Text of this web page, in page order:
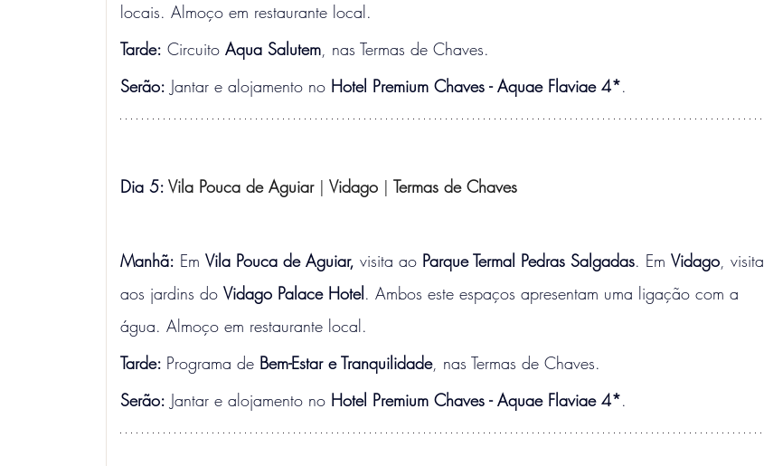
locais. Almoço em restaurante local.
Tarde: Circuito Aqua Salutem, nas Termas de Chaves.
Serão: Jantar e alojamento no Hotel Premium Chaves - Aquae Flaviae 4*.
Dia 5: Vila Pouca de Aguiar | Vidago | Termas de Chaves
Manhã: Em Vila Pouca de Aguiar, visita ao Parque Termal Pedras Salgadas. Em Vidago, visita
aos jardins do Vidago Palace Hotel. Ambos este espaços apresentam uma ligação com a
água. Almoço em restaurante local.
Tarde: Programa de Bem-Estar e Tranquilidade, nas Termas de Chaves.
Serão: Jantar e alojamento no Hotel Premium Chaves - Aquae Flaviae 4*.